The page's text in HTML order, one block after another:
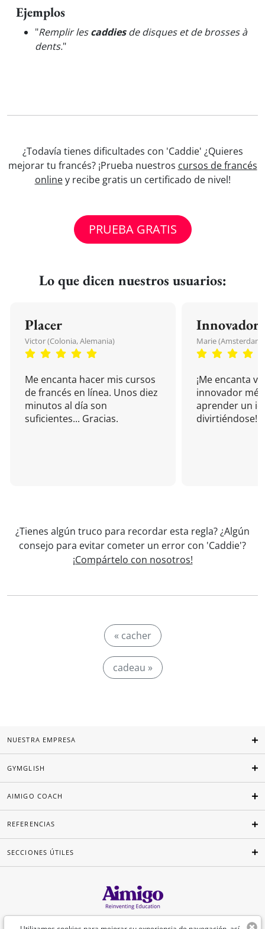
Ejemplos
"Remplir lescaddiesde disques et de brosses à
dents."
¿Todavía tienes dificultades con 'Caddie' ¿Quieres
mejorar tu francés? ¡Prueba nuestros cursos de francés
onliney recibe gratis un certificado de nivel!
PRUEBA GRATIS
Lo que dicen nuestros usuarios:
Placer
Victor (Colonia, Alemania)
Me encanta hacer mis cursos
de francés en línea. Unos diez
minutos al día son
suficientes... Gracias.
Innovador
Marie (Amsterdam,
¡Me encanta
innovador
aprender un
divirtiéndose!
¿Tienes algún truco para recordar esta regla? ¿Algún
consejo para evitar cometer un error con 'Caddie'?
¡Compártelo con nosotros!
« cacher
cadeau »
NUESTRA EMPRESA
GYMGLISH
AIMIGO COACH
REFERENCIAS
SECCIONES ÚTILES